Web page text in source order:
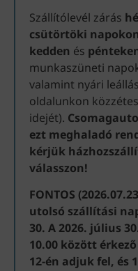
Szállítólevél zárás
csütörtöki
kedden és
munkaszüneti
valamint nyári
oldalunkon
idejét).
ezt meghaladó
kérjük
válasszon!
FONTOS
utolsó szállítási
30. A 2026. július
10.00 között
12-én adjuk fel, és